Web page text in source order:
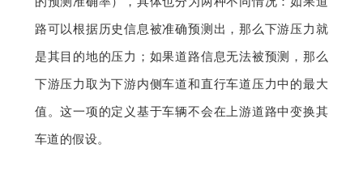
路可以根据历史信息被准确预测出，那么下游压力就
是其目的地的压力；如果道路信息无法被预测，那么
下游压力取为下游内侧车道和直行车道压力中的最大
值。这一项的定义基于车辆不会在上游道路中变换其
车道的假设。